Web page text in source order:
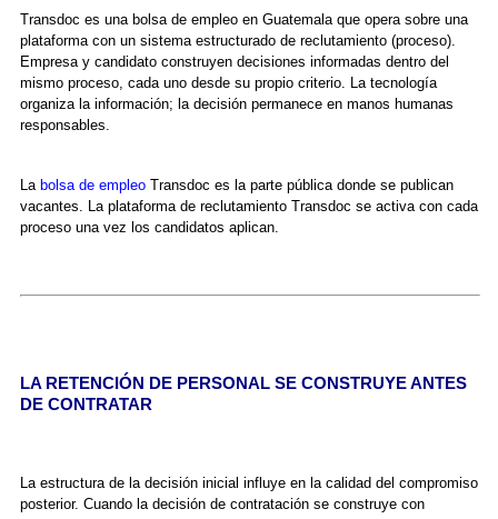
Transdoc es una bolsa de empleo en Guatemala que opera sobre una
plataforma con un sistema estructurado de reclutamiento (proceso).
Empresa y candidato construyen decisiones informadas dentro del
mismo proceso, cada uno desde su propio criterio. La tecnología
organiza la información; la decisión permanece en manos humanas
responsables.
La bolsa de empleoTransdoc es la parte pública donde se publican
vacantes. La plataforma de reclutamiento Transdoc se activa con cada
proceso una vez los candidatos aplican.
LA RETENCIÓN DE PERSONAL SE CONSTRUYE ANTES
DE CONTRATAR
La estructura de la decisión inicial influye en la calidad del compromiso
posterior. Cuando la decisión de contratación se construye con